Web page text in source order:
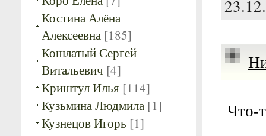
Костина Алёна
Алексеевна [185]
Кошлатый Сергей
Витальевич [4]
Криштул Илья [114]
Кузьмина Людмила [1]
Кузнецов Игорь [1]
Что-